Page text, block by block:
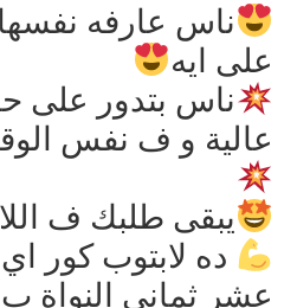
ناس عارفه نفسها
على ايه
ناس بتدور على
عالية و ف نفس
يبقى طلبك ف